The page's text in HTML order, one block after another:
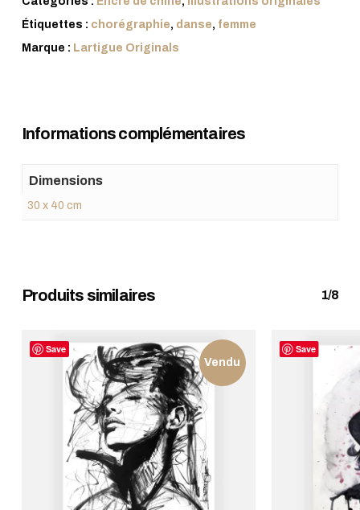
ALLER AU SHOP
Étiquettes : chorégraphie, danse, femme
Marque : Lartigue Originals
Informations complémentaires
Dimensions
30 x 40 cm
Produits similaires 1/8
Save
Vendu
Save